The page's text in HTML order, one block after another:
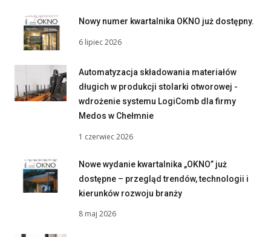
Nowy numer kwartalnika OKNO już dostępny.
6 lipiec 2026
Automatyzacja składowania materiałów
długich w produkcji stolarki otworowej -
wdrożenie systemu LogiComb dla firmy
Medos w Chełmnie
1 czerwiec 2026
Nowe wydanie kwartalnika „OKNO” już
dostępne – przegląd trendów, technologii i
kierunków rozwoju branży
8 maj 2026